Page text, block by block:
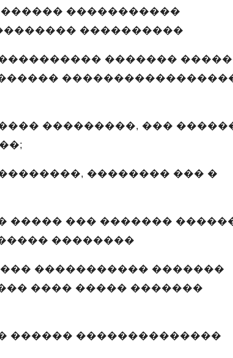
�����������
����������
�������
���������, ���
�������� ��� �
����� ��� �������
��������
����������� �������
���� ����� �������
������ ��������������